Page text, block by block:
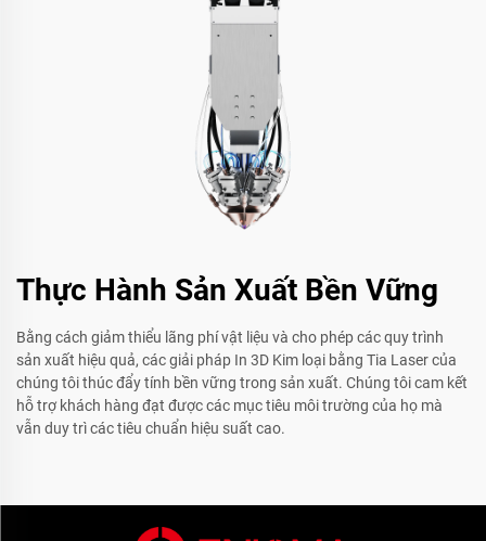
Thực Hành Sản Xuất Bền Vững
Bằng cách giảm thiểu lãng phí vật liệu và cho phép các quy trình
sản xuất hiệu quả, các giải pháp In 3D Kim loại bằng Tia Laser của
chúng tôi thúc đẩy tính bền vững trong sản xuất. Chúng tôi cam kết
hỗ trợ khách hàng đạt được các mục tiêu môi trường của họ mà
vẫn duy trì các tiêu chuẩn hiệu suất cao.